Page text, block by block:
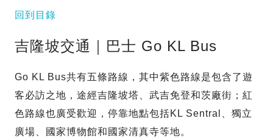
回到目錄
吉隆坡交通｜巴士 Go KL Bus
Go KL Bus共有五條路線，其中紫色路線是包含了遊
客必訪之地，途經吉隆坡塔、武吉免登和茨廠街；紅
色路線也廣受歡迎，停靠地點包括KL Sentral、獨立
廣場、國家博物館和國家清真寺等地。